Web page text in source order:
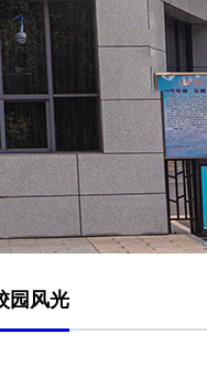
园风光